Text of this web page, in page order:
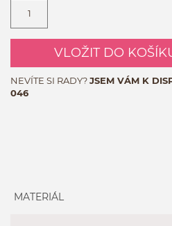
VLOŽIT DO
NEVÍTE SI RADY?JSEM VÁM K
046
MATERIÁL